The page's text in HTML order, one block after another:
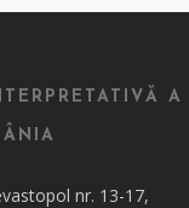
A
nr. 13-17,